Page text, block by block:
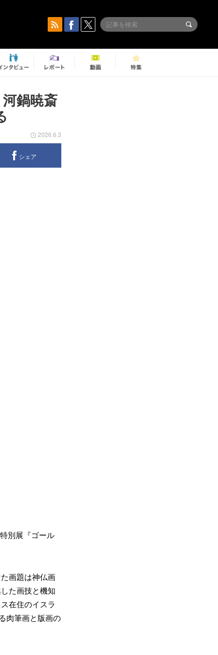
鍋暁斎
2026.6.3
シェア
別展『ゴール
画題は神仏画
た画技と機知
在住のイスラ
肉筆画と版画の